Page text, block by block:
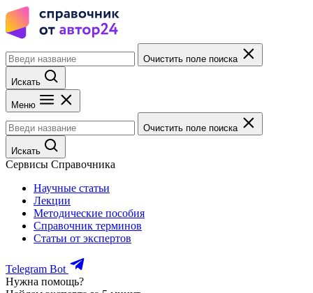
Очистить поле поиска
Искать
Меню
Очистить поле поиска
Искать
Сервисы Справочника
Научные статьи
Лекции
Методические пособия
Справочник терминов
Статьи от экспертов
Telegram Bot
Нужна помощь?